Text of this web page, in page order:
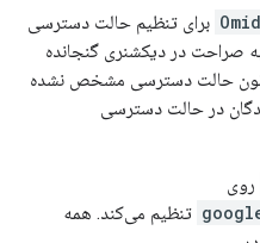
برای تنظیم حالت دسترسی
در دیکشنری گنجانده
حالت دسترسی مشخص نشده
در حالت دسترسی
تنظیم می‌کند. همه